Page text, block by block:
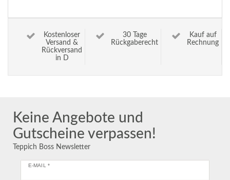
Kostenloser
Versand &
Rückversand
in D
30 Tage
Rückgaberecht
Kauf auf
Rechnung
Keine Angebote und
Gutscheine verpassen!
Teppich Boss Newsletter
E-MAIL *